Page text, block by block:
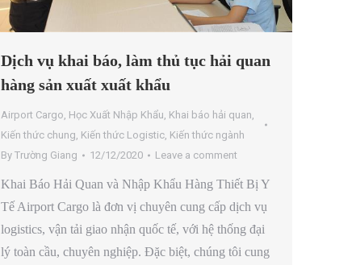
Dịch vụ khai báo, làm thủ tục hải quan
hàng sản xuất xuất khẩu
Airport Cargo, Học Xuất Nhập Khẩu, Khai báo hải quan,
Kiến thức chung, Kiến thức Logistic, Kiến thức ngành
By Trường Giang 12/12/2020 Leave a comment
Khai Báo Hải Quan và Nhập Khẩu Hàng Thiết Bị Y
Tế Airport Cargo là đơn vị chuyên cung cấp dịch vụ
logistics, vận tải giao nhận quốc tế, với hệ thống đại
lý toàn cầu, chuyên nghiệp. Đặc biệt, chúng tôi cung